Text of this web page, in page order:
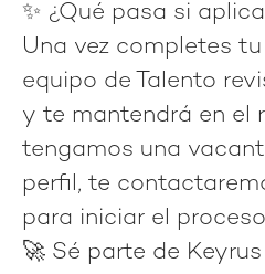
✨ ¿Qué pasa si
Una vez completes
equipo de Talento
y te mantendrá en el
tengamos una
perfil, te
para iniciar el
🚀 Sé parte de Keyrus